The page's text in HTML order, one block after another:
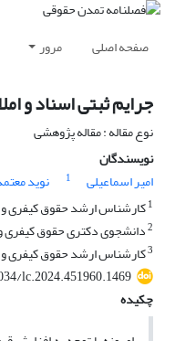
صفحه اصلی مرور
جرایم ثبتی اسناد و
نوع مقاله : مقاله پژوهشی
نویسندگان
امیر اسماعیلی
1 نوید
1کارشناس ارشد حقوق کیفری و
2دانشجوی دکتری حقوق کیفری
3کارشناس ارشد حقوق کیفری و
lc.2024.451960.1469
چکیده